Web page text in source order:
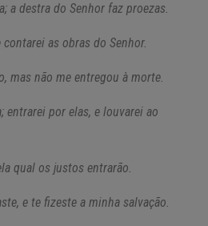
a destra do Senhor faz proezas.
as obras do Senhor.
mas não me entregou à morte.
entrarei por elas, e louvarei ao
qual os justos entrarão.
e te fizeste a minha salvação.